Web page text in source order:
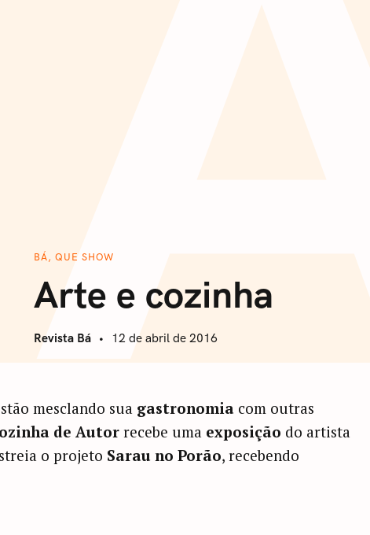
BÁ, QUE SHOW
Arte e cozinha
Revista Bá 12 de abril de 2016
mesclando sua gastronomiacom outras
de Autorrecebe uma exposição do artista
o projeto Sarau no Porão, recebendo